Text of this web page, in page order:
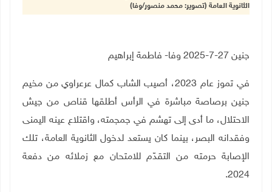
الثانوية العامة (تصوير: محمد منصور/وفا)
جنين 27-7-2025 وفا- فاطمة إبراهيم
في تموز عام 2023، أصيب الشاب كمال عرعراوي من مخيم
جنين برصاصة مباشرة في الرأس أطلقها قناص من جيش
الاحتلال، ما أدى إلى تهشم في جمجمته، واقتلاع عينه اليمنى
وفقدانه البصر، بينما كان يستعد لدخول الثانوية العامة، تلك
الإصابة حرمته من التقدّم للامتحان مع زملائه من دفعة
2024
.